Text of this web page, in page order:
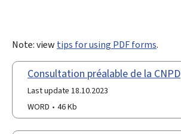
Note: view tips for using PDF forms.
Consultation préalable de la CNPD
Last update 18.10.2023
WORD
46 Kb